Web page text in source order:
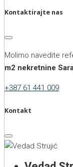
Kontaktirajte nas
Molimo navedite
m2 nekretnine
+387 61 441 009
Kontakt